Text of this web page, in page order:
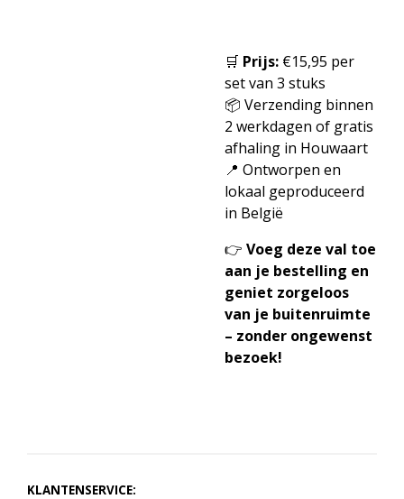
🛒 Prijs: €15,95 per
set van 3 stuks
📦 Verzending binnen
2 werkdagen of gratis
afhaling in Houwaart
📍 Ontworpen en
lokaal geproduceerd
in België
👉 Voeg deze val toe
aan je bestelling en
geniet zorgeloos
van je buitenruimte
– zonder ongewenst
bezoek!
KLANTENSERVICE: